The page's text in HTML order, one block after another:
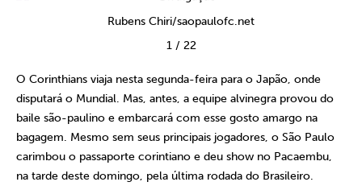
Rubens Chiri/saopaulofc.net
1/ 22
O Corinthians viaja nesta segunda-feira para o Japão, onde
disputará o Mundial. Mas, antes, a equipe alvinegra provou do
baile são-paulino e embarcará com esse gosto amargo na
bagagem. Mesmo sem seus principais jogadores, o São Paulo
carimbou o passaporte corintiano e deu show no Pacaembu,
na tarde deste domingo, pela última rodada do Brasileiro.